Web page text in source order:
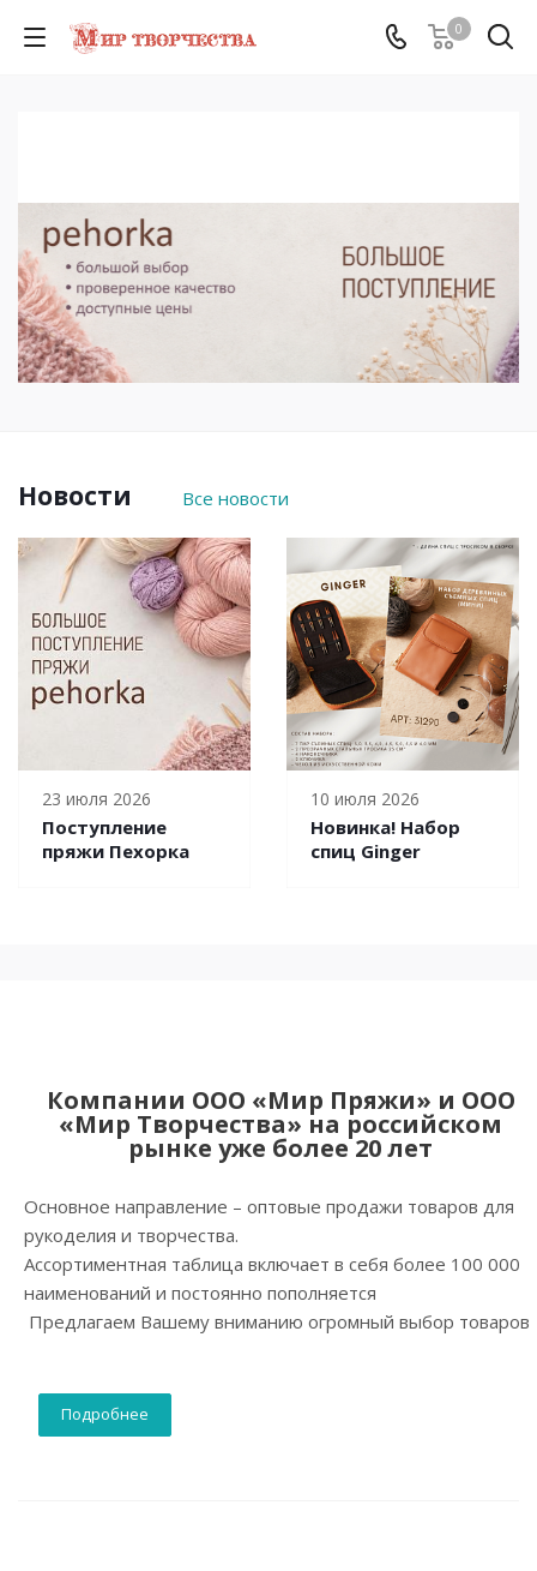
0
Новости Все новости
23 июля 2026
Поступление
пряжи Пехорка
10 июля 2026
Новинка! Набор
спиц Ginger
Компании ООО «Мир Пряжи» и ООО
«Мир Творчества» на российском
рынке уже более 20 лет
Основное направление – оптовые продажи товаров для
рукоделия и творчества.
Ассортиментная таблица включает в себя более 100 000
наименований и постоянно пополняется
Предлагаем Вашему вниманию огромный выбор товаров
Подробнее